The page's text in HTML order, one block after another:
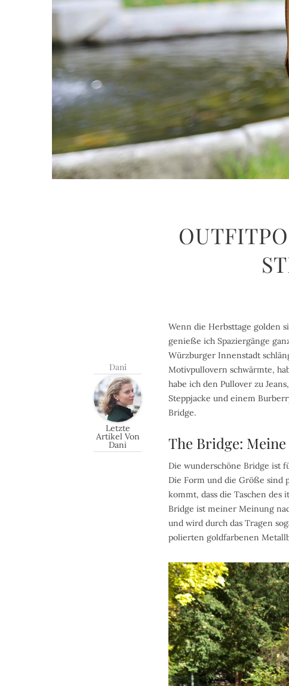
Dani
Letzte
Artikel Von
Dani
Wenn die Herbsttage golden
genieße ich Spaziergänge
Würzburger Innenstadt
Motivpullovern schwärmte,
habe ich den Pullover zu
Steppjacke und einem
Bridge.
The Bridge: Meine
Die wunderschöne Bridge ist
Die Form und die Größe sind
kommt, dass die Taschen des
Bridge ist meiner Meinung
und wird durch das Tragen
polierten goldfarbenen